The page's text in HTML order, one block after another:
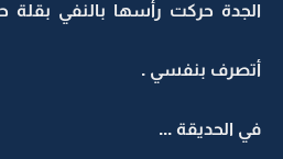
الجدة حركت رأسها بالنفي بقلة
أتصرف بنفسي .
في الحديقة ...